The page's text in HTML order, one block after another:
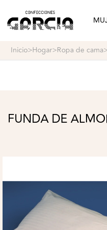
inicio> hogar> ropa de cama>
FUNDA DE